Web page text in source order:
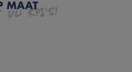
MAAT
KPI'S!